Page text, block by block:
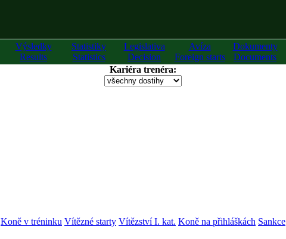
Výsledky
Results
Statistiky
Statistics
Legislativa
Decision
Avíza
Foreign starts
Dokumenty
Documents
Kariéra trenéra:
Koně v tréninku Vítězné starty Vítězství I. kat. Koně na přihláškách Sankce